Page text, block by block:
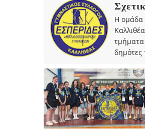
Η ομάδα
τμήματα
δημότες